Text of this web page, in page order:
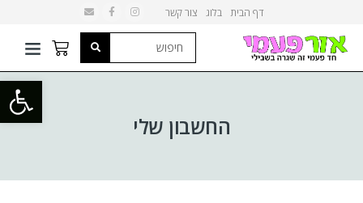
פתח
דף הבית בלוג צור קשר
החשבון שלי